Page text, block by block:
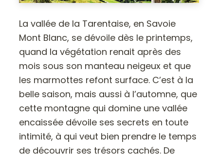
La vallée de la Tarentaise, en Savoie
Mont Blanc, se dévoile dès le printemps,
quand la végétation renait après des
mois sous son manteau neigeux et que
les marmottes refont surface. C’est à la
belle saison, mais aussi à l’automne, que
cette montagne qui domine une vallée
encaissée dévoile ses secrets en toute
intimité, à qui veut bien prendre le temps
de découvrir ses trésors cachés. De